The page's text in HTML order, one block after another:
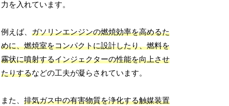
力を入れています。
例えば、ガソリンエンジンの燃焼効率を高めるた
めに、燃焼室をコンパクトに設計したり、燃料を
霧状に噴射するインジェクターの性能を向上させ
たりするなどの工夫が凝らされています。
また、排気ガス中の有害物質を浄化する触媒装置